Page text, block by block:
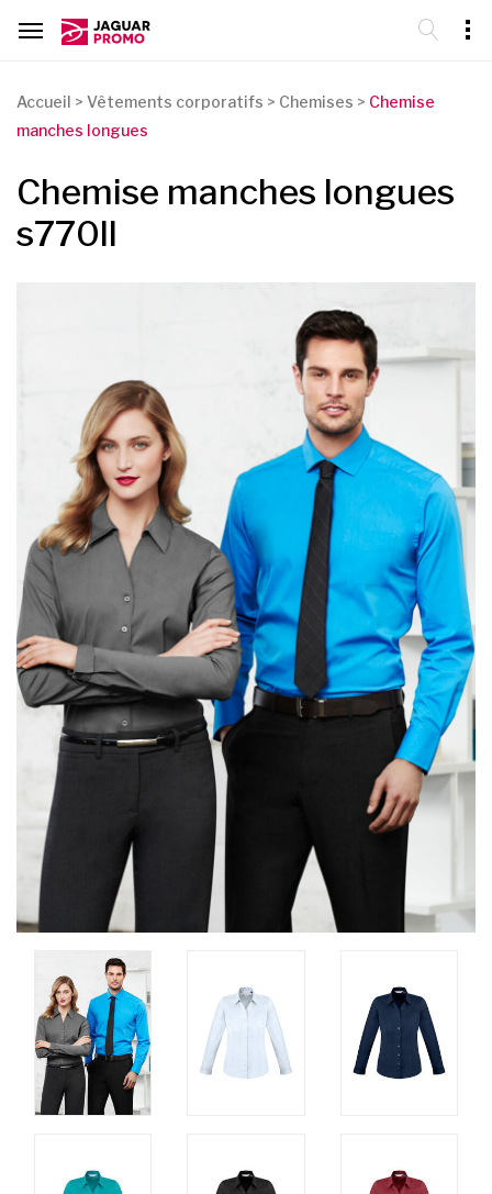
Accueil > Vêtements corporatifs > Chemises > Chemise
manches longues
Chemise manches longues
s770ll